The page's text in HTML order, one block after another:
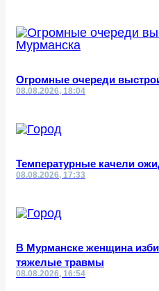
Огромные очереди
08.08.2026, 18:04
Температурные качели
08.08.2026, 17:33
В Мурманске женщина
тяжелые травмы
08.08.2026, 16:54